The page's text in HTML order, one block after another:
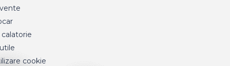
cookie